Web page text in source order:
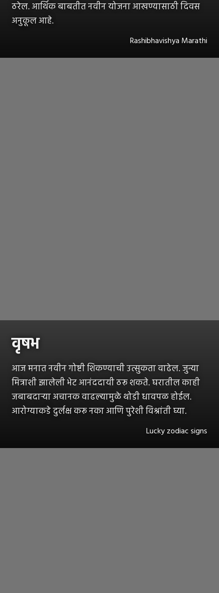
ठरेल. आर्थिक बाबतीत नवीन योजना आखण्यासाठी दिवस
अनुकूल आहे.
Rashibhavishya Marathi
वृषभ
आज मनात नवीन गोष्टी शिकण्याची उत्सुकता वाढेल. जुन्या
मित्राशी झालेली भेट आनंददायी ठरू शकते. घरातील काही
जबाबदाऱ्या अचानक वाढल्यामुळे थोडी धावपळ होईल.
आरोग्याकडे दुर्लक्ष करू नका आणि पुरेशी विश्रांती घ्या.
Lucky zodiac signs